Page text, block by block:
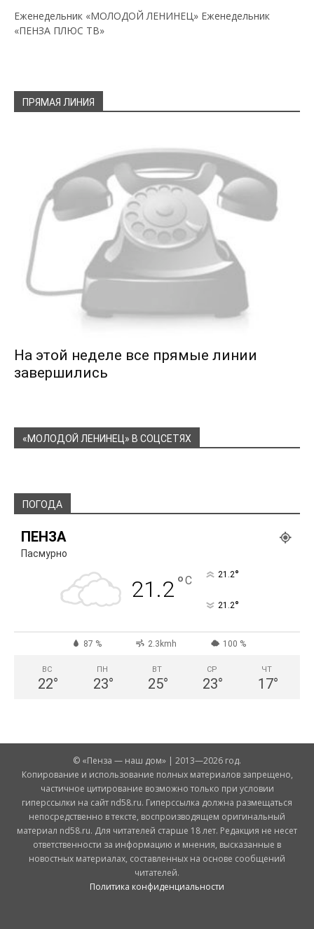
Еженедельник «МОЛОДОЙ ЛЕНИНЕЦ» Еженедельник
«ПЕНЗА ПЛЮС ТВ»
ПРЯМАЯ ЛИНИЯ
На этой неделе все прямые линии
завершились
«МОЛОДОЙ ЛЕНИНЕЦ» В СОЦСЕТЯХ
ПОГОДА
ПЕНЗА
Пасмурно
21.2°C 21.2°
21.2°
87 % 2.3kmh 100 %
ВС
22°
ПН
23°
ВТ
25°
СР
23°
ЧТ
17°
© «Пенза — наш дом» | 2013—2026 год.
Копирование и использование полных материалов запрещено,
частичное цитирование возможно только при условии
гиперссылки на сайт nd58.ru. Гиперссылка должна размещаться
непосредственно в тексте, воспроизводящем оригинальный
материал nd58.ru. Для читателей старше 18 лет. Редакция не несет
ответственности за информацию и мнения, высказанные в
новостных материалах, составленных на основе сообщений
читателей.
Политика конфиденциальности